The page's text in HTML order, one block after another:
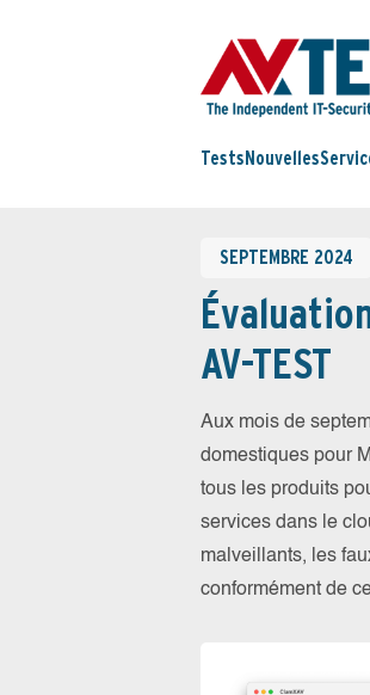
Tests Nouvelles
SEPTEMBRE 2024
AV-TEST
Aux mois de
domestiques pour
tous les produits
services dans le
malveillants, les
conformément de